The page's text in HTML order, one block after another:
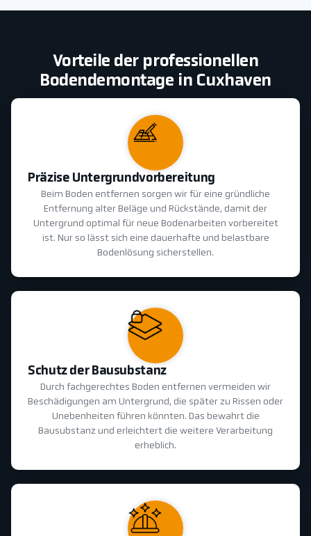
Vorteile der professionellen
Bodendemontage in Cuxhaven
Präzise Untergrundvorbereitung
Beim Boden entfernen sorgen wir für eine gründliche
Entfernung alter Beläge und Rückstände, damit der
Untergrund optimal für neue Bodenarbeiten vorbereitet
ist. Nur so lässt sich eine dauerhafte und belastbare
Bodenlösung sicherstellen.
Schutz der Bausubstanz
Durch fachgerechtes Boden entfernen vermeiden wir
Beschädigungen am Untergrund, die später zu Rissen oder
Unebenheiten führen könnten. Das bewahrt die
Bausubstanz und erleichtert die weitere Verarbeitung
erheblich.